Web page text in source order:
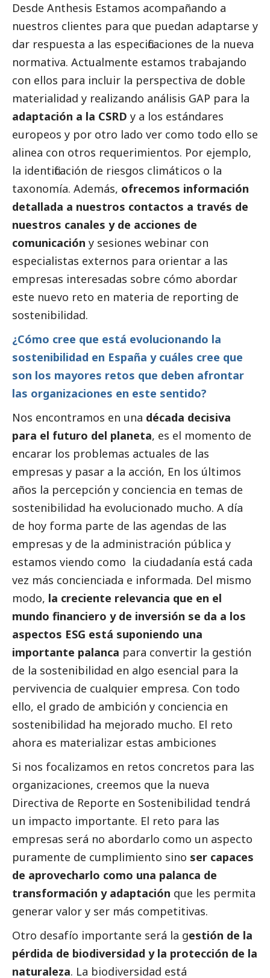
Desde Anthesis Estamos acompañando a
nuestros clientes para que puedan adaptarse y
dar respuesta a las especificaciones de la nueva
normativa. Actualmente estamos trabajando
con ellos para incluir la perspectiva de doble
materialidad y realizando análisis GAP para la
adaptación a la CSRD y a los estándares
europeos y por otro lado ver como todo ello se
alinea con otros requerimientos. Por ejemplo,
la identificación de riesgos climáticos o la
taxonomía. Además, ofrecemos información
detallada a nuestros contactos a través de
nuestros canales y de acciones de
comunicación y sesiones webinar con
especialistas externos para orientar a las
empresas interesadas sobre cómo abordar
este nuevo reto en materia de reporting de
sostenibilidad.
¿Cómo cree que está evolucionando la
sostenibilidad en España y cuáles cree que
son los mayores retos que deben afrontar
las organizaciones en este sentido?
Nos encontramos en una década decisiva
para el futuro del planeta, es el momento de
encarar los problemas actuales de las
empresas y pasar a la acción, En los últimos
años la percepción y conciencia en temas de
sostenibilidad ha evolucionado mucho. A día
de hoy forma parte de las agendas de las
empresas y de la administración pública y
estamos viendo como la ciudadanía está cada
vez más concienciada e informada. Del mismo
modo, la creciente relevancia que en el
mundo financiero y de inversión se da a los
aspectos ESG está suponiendo una
importante palanca para convertir la gestión
de la sostenibilidad en algo esencial para la
pervivencia de cualquier empresa. Con todo
ello, el grado de ambición y conciencia en
sostenibilidad ha mejorado mucho. El reto
ahora es materializar estas ambiciones
Si nos focalizamos en retos concretos para las
organizaciones, creemos que la nueva
Directiva de Reporte en Sostenibilidad tendrá
un impacto importante. El reto para las
empresas será no abordarlo como un aspecto
puramente de cumplimiento sino ser capaces
de aprovecharlo como una palanca de
transformación y adaptación que les permita
generar valor y ser más competitivas.
Otro desafío importante será la gestión de la
pérdida de biodiversidad y la protección de la
naturaleza. La biodiversidad está